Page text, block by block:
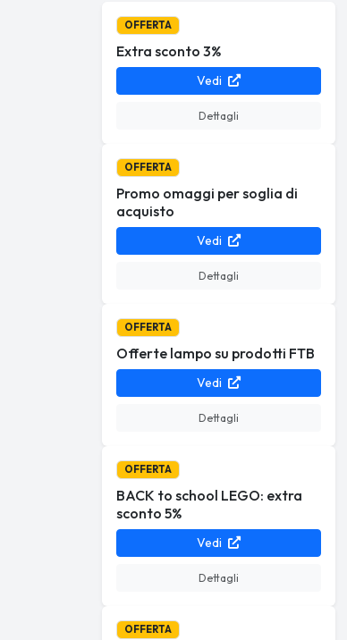
OFFERTA
Extra sconto 3%
Vedi
Dettagli
OFFERTA
Promo omaggi per soglia di
acquisto
Vedi
Dettagli
OFFERTA
Offerte lampo su prodotti FTB
Vedi
Dettagli
OFFERTA
BACK to school LEGO: extra
sconto 5%
Vedi
Dettagli
OFFERTA